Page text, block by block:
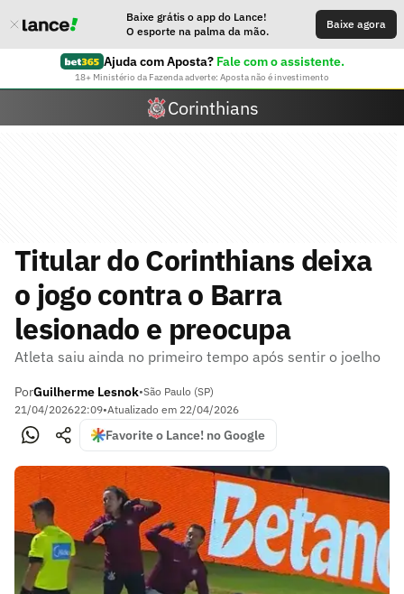
Baixe grátis o app do Lance!
O esporte na palma da mão.
Baixe agora
Ajuda com Aposta? Fale com o assistente.
18+ Ministério da Fazenda adverte: Aposta não é investimento
Corinthians
Titular do Corinthians deixa
o jogo contra o Barra
lesionado e preocupa
Atleta saiu ainda no primeiro tempo após sentir o joelho
PorGuilherme Lesnok•São Paulo (SP)
21/04/202622:09•Atualizado em 22/04/2026
Favorite o Lance! no Google